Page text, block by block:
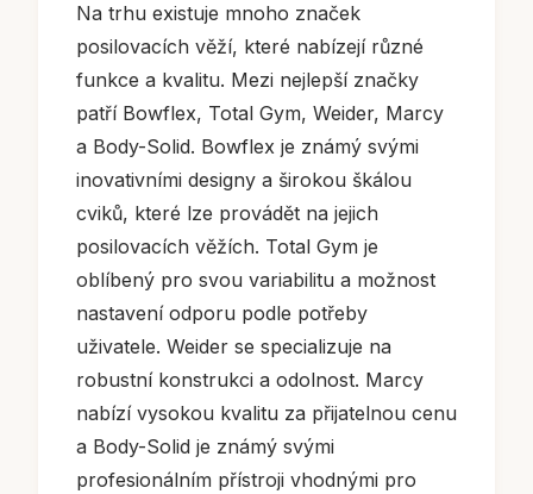
Na trhu existuje mnoho značek
posilovacích věží, které nabízejí různé
funkce a kvalitu. Mezi nejlepší značky
patří Bowflex, Total Gym, Weider, Marcy
a Body-Solid. Bowflex je známý svými
inovativními designy a širokou škálou
cviků, které lze provádět na jejich
posilovacích věžích. Total Gym je
oblíbený pro svou variabilitu a možnost
nastavení odporu podle potřeby
uživatele. Weider se specializuje na
robustní konstrukci a odolnost. Marcy
nabízí vysokou kvalitu za přijatelnou cenu
a Body-Solid je známý svými
profesionálním přístroji vhodnými pro